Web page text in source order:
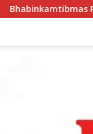
Lakukan